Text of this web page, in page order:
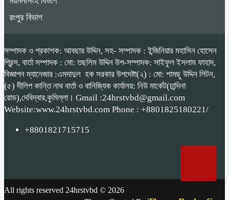
রংপুর বিভাগ
সম্পাদক ও প্রকাশক: আবছার উদ্দিন, সহ- সম্পাদক : ইন্জিনিয়ার মহাসিন হোসেন
প্রিন্স, বার্তা সম্পাদক : মো: তছলিম উদ্দিন উপ-সম্পাদক: সাইফুল ইসলাম ফাহাদ,
বিজ্ঞাপন ম্যানেজার :এমদাদুল হক সরকার উপদেষ্টা(২) : মো: শামছু উদ্দিন লিটন,
(৫) দীলিপ কান্তি নাথ বার্তা ও বানিজ্যিক কার্যালয়: নিউ মার্কেট(চান্দিনা
রোড),দেবিদ্বার,কুমিল্লা। Gmail :24hrstvbd@gmail.com
Website:www.24hrstvbd.com Phone : +8801825180221/
+8801821715715
All rights reserved 24hrstvbd © 2026